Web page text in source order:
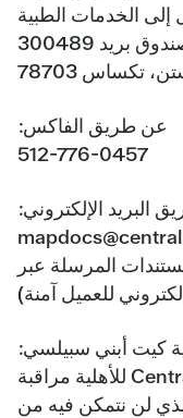
إلى الخدمات الطبية
بريد 300489
تكساس 78703
عن طريق الفاكس:
512-776-0457
البريد الإلكتروني:
المرسلة عبر
للعميل آمنة)
كيت أبني سبيلسي:
"سيواصل موظفو برنامج Central Health للأهلية مراقبة
لن نتمكن فيه من